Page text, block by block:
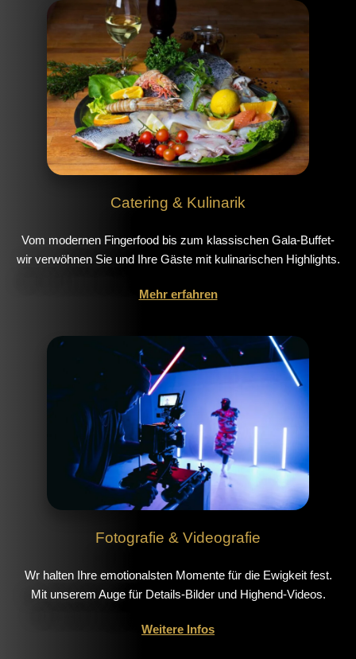
Catering & Kulinarik
Vom modernen Fingerfood bis zum klassischen Gala-Buffet-
wir verwöhnen Sie und Ihre Gäste mit kulinarischen Highlights.
Mehr erfahren
Fotografie & Videografie
Wr halten Ihre emotionalsten Momente für die Ewigkeit fest.
Mit unserem Auge für Details-Bilder und Highend-Videos.
Weitere Infos